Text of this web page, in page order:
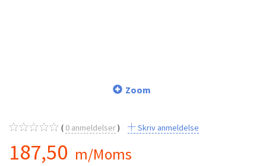
Zoom
0 anmeldelser Skriv anmeldelse
187,50 m/Moms